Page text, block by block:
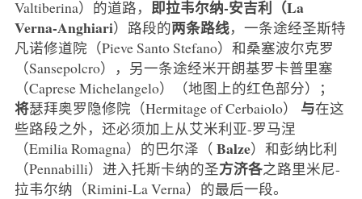
Valtiberina）的道路， 即拉韦尔纳-安吉利（La
Verna-Anghiari）路段的两条路线，一条途经圣斯特
凡诺修道院（Pieve Santo Stefano）和桑塞波尔克罗
（Sansepolcro），另一条途经米开朗基罗卡普里塞
（Caprese Michelangelo）（地图上的红色部分）；
将瑟拜奥罗隐修院（Hermitage of Cerbaiolo） 与在这
些路段之外，还必须加上从艾米利亚-罗马涅
（Emilia Romagna）的巴尔泽（ Balze）和彭纳比利
（Pennabilli）进入托斯卡纳的圣方济各之路里米尼-
拉韦尔纳（Rimini-La Verna）的最后一段。